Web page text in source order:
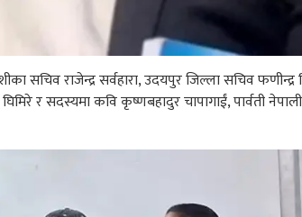
सचिव राजेन्द्र सर्वहारा, उदयपुर जिल्ला सचिव
र सदस्यमा कवि कृष्णबहादुर चापागाईं, पार्वती